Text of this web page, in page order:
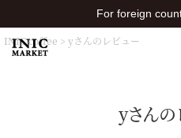
For foreign
INIC coffee yさんのレビュー
yさんの